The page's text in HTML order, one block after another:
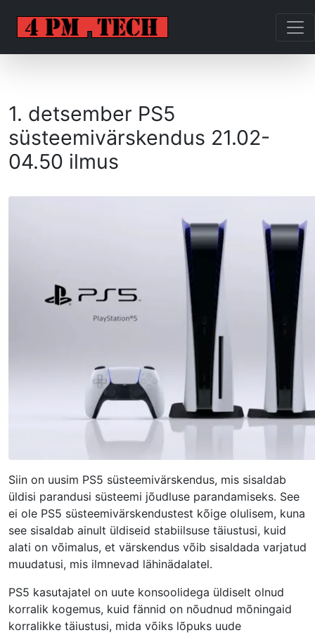
1. detsember PS5
süsteemivärskendus 21.02-
04.50 ilmus
Siin on uusim PS5 süsteemivärskendus, mis sisaldab
üldisi parandusi süsteemi jõudluse parandamiseks. See
ei ole PS5 süsteemivärskendustest kõige olulisem, kuna
see sisaldab ainult üldiseid stabiilsuse täiustusi, kuid
alati on võimalus, et värskendus võib sisaldada varjatud
muudatusi, mis ilmnevad lähinädalatel.
PS5 kasutajatel on uute konsoolidega üldiselt olnud
korralik kogemus, kuid fännid on nõudnud mõningaid
korralikke täiustusi, mida võiks lõpuks uude